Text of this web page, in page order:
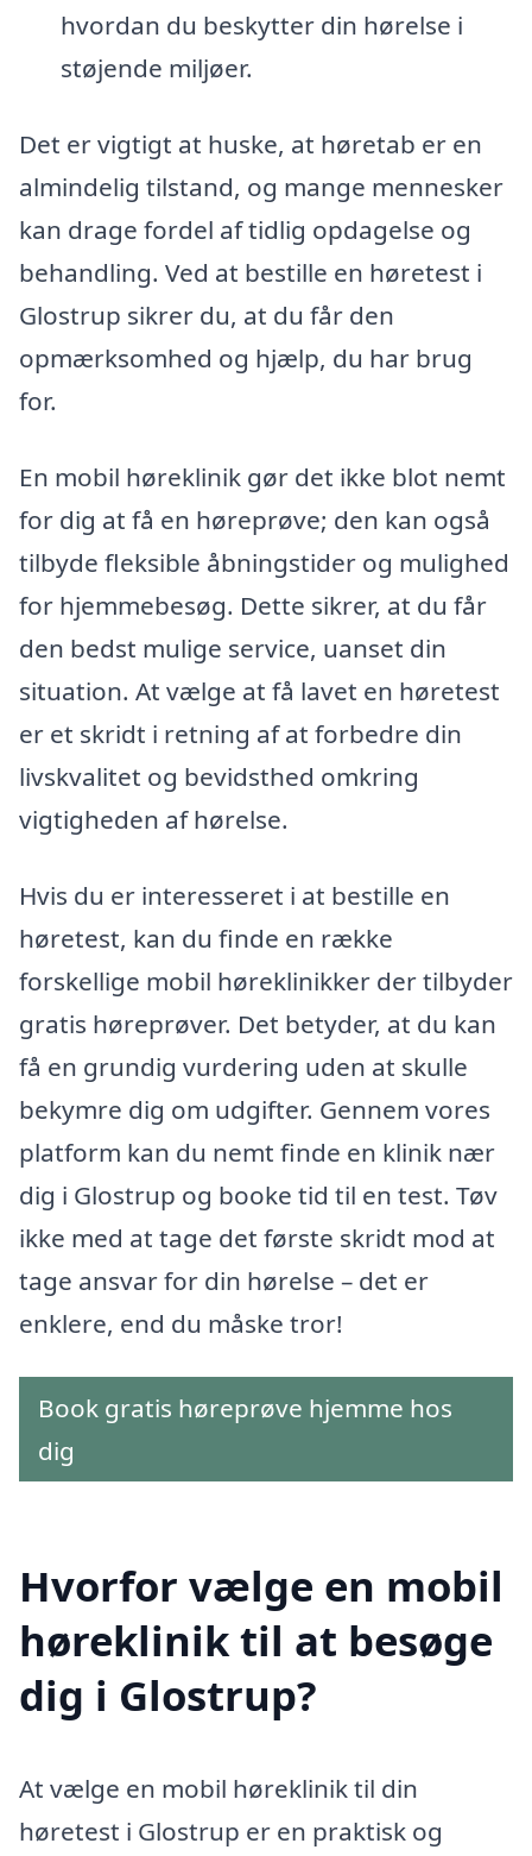
hvordan du beskytter din hørelse i
støjende miljøer.
Det er vigtigt at huske, at høretab er en
almindelig tilstand, og mange mennesker
kan drage fordel af tidlig opdagelse og
behandling. Ved at bestille en høretest i
Glostrup sikrer du, at du får den
opmærksomhed og hjælp, du har brug
for.
En mobil høreklinik gør det ikke blot nemt
for dig at få en høreprøve; den kan også
tilbyde fleksible åbningstider og mulighed
for hjemmebesøg. Dette sikrer, at du får
den bedst mulige service, uanset din
situation. At vælge at få lavet en høretest
er et skridt i retning af at forbedre din
livskvalitet og bevidsthed omkring
vigtigheden af hørelse.
Hvis du er interesseret i at bestille en
høretest, kan du finde en række
forskellige mobil høreklinikker der tilbyder
gratis høreprøver. Det betyder, at du kan
få en grundig vurdering uden at skulle
bekymre dig om udgifter. Gennem vores
platform kan du nemt finde en klinik nær
dig i Glostrup og booke tid til en test. Tøv
ikke med at tage det første skridt mod at
tage ansvar for din hørelse – det er
enklere, end du måske tror!
Book gratis høreprøve hjemme hos
dig
Hvorfor vælge en mobil
høreklinik til at besøge
dig i Glostrup?
At vælge en mobil høreklinik til din
høretest i Glostrup er en praktisk og